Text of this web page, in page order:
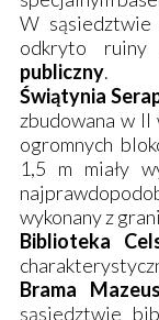
W sąsiedztwie
odkryto
publiczny.
Świątynia
zbudowana w II
ogromnych
1,5 m miały
wykonany z
Biblioteka
Brama
sąsiedztwie